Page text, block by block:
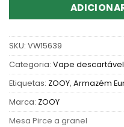
SKU: VW15639
Categoria: Vape descartável
Etiquetas: ZOOY, Armazém
Marca: ZOOY
Mesa Pirce a granel